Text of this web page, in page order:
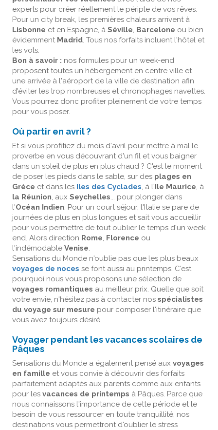
experts pour créer réellement le périple de vos rêves.
Pour un city break, les premières chaleurs arrivent à
Lisbonne et en Espagne, à Séville, Barcelone ou bien
évidemment Madrid. Tous nos forfaits incluent l'hôtel et
les vols.
Bon à savoir : nos formules pour un week-end
proposent toutes un hébergement en centre ville et
une arrivée à l'aéroport de la ville de destination afin
d'éviter les trop nombreuses et chronophages navettes.
Vous pourrez donc profiter pleinement de votre temps
pour vous poser.
Où partir en avril ?
Et si vous profitiez du mois d'avril pour mettre à mal le
proverbe en vous découvrant d'un fil et vous baigner
dans un soleil de plus en plus chaud ? C'est le moment
de poser les pieds dans le sable, sur des plages en
Grèce et dans les Iles des Cyclades, à l' Ile Maurice, à
la Réunion, aux Seychelles... pour plonger dans
l'Océan Indien. Pour un court séjour, l'Italie se pare de
journées de plus en plus longues et sait vous accueillir
pour vous permettre de tout oublier le temps d'un week
end. Alors direction Rome, Florence ou
l'indémodable Venise.
Sensations du Monde n'oublie pas que les plus beaux
voyages de noces se font aussi au printemps. C'est
pourquoi nous vous proposons une sélection de
voyages romantiques au meilleur prix. Quelle que soit
votre envie, n'hésitez pas à contacter nos spécialistes
du voyage sur mesure pour composer l'itinéraire que
vous avez toujours désiré.
Voyager pendant les vacances scolaires de
Pâques
Sensations du Monde a également pensé aux voyages
en famille et vous convie à découvrir des forfaits
parfaitement adaptés aux parents comme aux enfants
pour les vacances de printemps à Pâques. Parce que
nous connaissons l'importance de cette période et le
besoin de vous ressourcer en toute tranquillité, nos
destinations vous permettront d'oublier le stress